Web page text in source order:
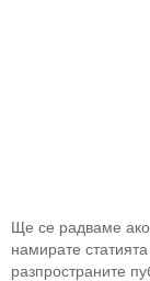
Ще се радваме
намирате
разпространите